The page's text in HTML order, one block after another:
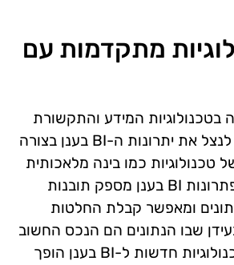
מתקדמות עם
המידע והתקשורת
מאפשרת למנהלים לנצל את יתרונות ה-BI בענן בצורה
טכנולוגיות כמו בינה מלאכותית
ולמידת מכונה עם פתרונות BI בענן מספק תובנות
ומאפשר קבלת החלטות
שבו הנתונים הם הנכס החשוב
ביותר, המיזוג בין טכנולוגיות חדשות ל-BI בענן הופך